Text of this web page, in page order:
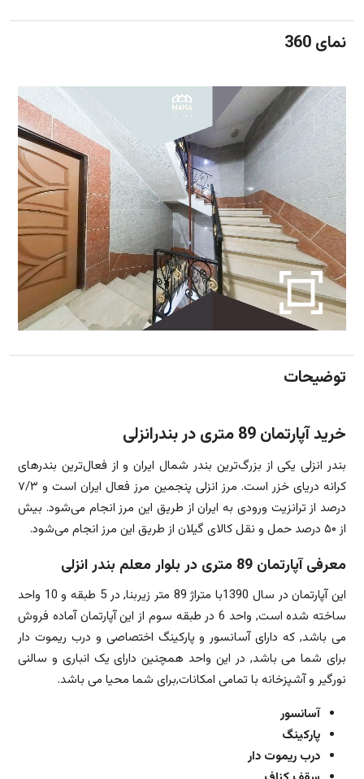
نمای 360
توضیحات
خرید آپارتمان 89 متری در بندرانزلی
بندر انزلی یکی از بزرگ‌ترین بندر شمال ایران و از فعال‌ترین بندرهای
کرانه دریای خزر است. مرز انزلی پنجمین مرز فعال ایران است و ۷/۳
درصد از ترانزیت ورودی به ایران از طریق این مرز انجام می‌شود. بیش
از ۵۰ درصد حمل و نقل کالای گیلان از طریق این مرز انجام می‌شود.
معرفی آپارتمان 89 متری در بلوار معلم بندر انزلی
این آپارتمان در سال 1390با متراژ 89 متر زیربنا, در 5 طبقه و 10 واحد
ساخته شده است, واحد 6 در طبقه سوم از این آپارتمان آماده فروش
می باشد, که دارای آسانسور و پارکینگ اختصاصی و درب ریموت دار
برای شما می باشد, در این واحد همچنین دارای یک انباری و سالنی
نورگیر و آشپزخانه با تمامی امکانات,برای شما محیا می باشد.
آسانسور
پارکینگ
درب ریموت دار